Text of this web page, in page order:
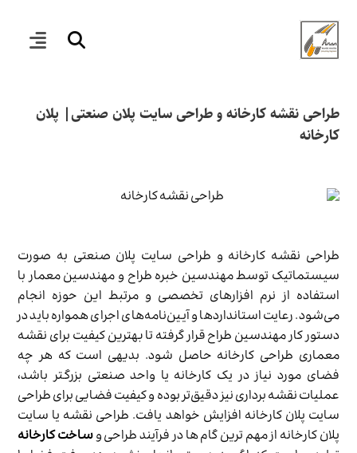
طراحی نقشه کارخانه و طراحی سایت پلان صنعتی| پلان
کارخانه
طراحی نقشه کارخانه و طراحی سایت پلان صنعتی به صورت
سیستماتیک توسط مهندسین خبره طراح و مهندسین معمار با
استفاده از نرم افزارهای تخصصی و مرتبط این حوزه انجام
می‌شود. رعایت استانداردها و آیین‌نامه‌های اجرای همواره باید در
دستور کار مهندسین طراح قرار گرفته تا بهترین کیفیت برای نقشه
معماری طراحی کارخانه حاصل شود. بدیهی‌ است که هر چه
فضای مورد نیاز در یک کارخانه یا واحد صنعتی بزرگتر باشد،
عملیات نقشه برداری نیز دقیق‌تر بوده و کیفیت فضایی برای طراحی
سایت پلان کارخانه افزایش خواهد یافت. طراحی نقشه یا سایت
پلان کارخانه از مهم ترین گام ها در فرآيند طراحی وساخت کارخانه